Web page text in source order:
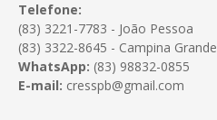
Telefone:
(83) 3221-7783 - João Pessoa
(83) 3322-8645 - Campina Grande
WhatsApp: (83) 98832-0855
E-mail: cresspb@gmail.com